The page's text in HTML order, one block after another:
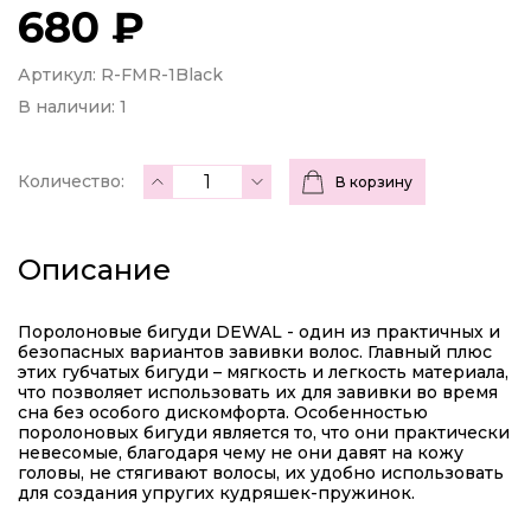
680 ₽
Артикул: R-FMR-1Black
В наличии: 1
Количество: В корзину
Описание
Поролоновые бигуди DEWAL - один из практичных и
безопасных вариантов завивки волос. Главный плюс
этих губчатых бигуди – мягкость и легкость материала,
что позволяет использовать их для завивки во время
сна без особого дискомфорта. Особенностью
поролоновых бигуди является то, что они практически
невесомые, благодаря чему не они давят на кожу
головы, не стягивают волосы, их удобно использовать
для создания упругих кудряшек-пружинок.